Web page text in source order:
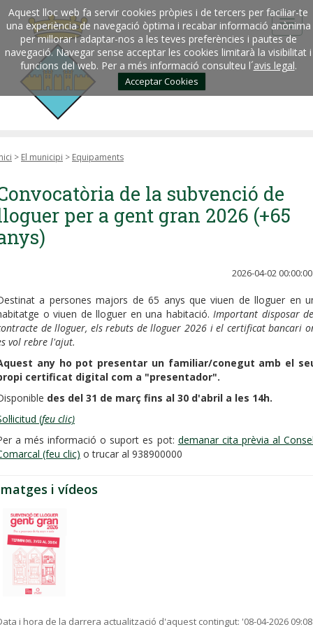
Aquest lloc web fa servir cookies pròpies i de tercers per faciliar-te
una experiència de navegació òptima i recabar informació anònima
per millorar i adaptar-nos a les teves preferències i pautes de
navegació. Navegar sense acceptar les cookies limitarà la visibilitat i
funcions del web. Per a més informació consulteu l´avis legal.
Acceptar Cookies
> El municipi > Equipaments
de la subvenció de
per a gent gran 2026 (+65
2026-04-02 00:00:00
a persones majors de 65 anys que viuen de lloguer en
o viuen de lloguer en una habitació. Important disposar
de lloguer, els rebuts de lloguer 2026 i el certificat bancari
vol rebre l'ajut.
any ho pot presentar un familiar/conegut amb el
certificat digital com a "presentador".
des del 31 de març fins al 30 d'abril a les 14h.
(feu clic)
a més informació o suport es pot: demanar cita prèvia al
(feu clic) o trucar al 938900000
i vídeos
i hora de la darrera actualització d'aquest contingut: '08-04-2026 09:08